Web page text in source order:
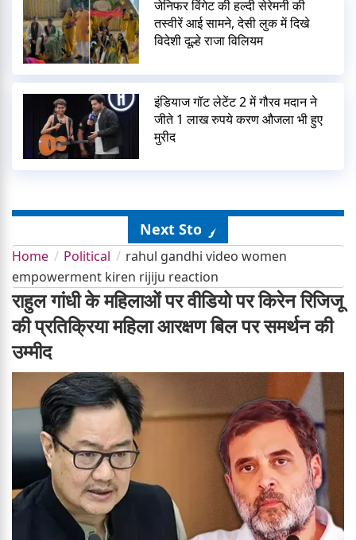
जेनिफर विंगेट की हल्दी सेरेमनी की
तस्वीरें आई सामने, देसी लुक में दिखे
विदेशी दूल्हे राजा विलियम
इंडियाज गॉट लेटेंट 2 में गौरव मदान ने
जीते 1 लाख रुपये करण औजला भी हुए
मुरीद
Next Story
Home Political
rahul gandhi video women
empowerment kiren rijiju reaction
राहुल गांधी के महिलाओं पर वीडियो पर किरेन रिजिजू
की प्रतिक्रिया महिला आरक्षण बिल पर समर्थन की
उम्मीद